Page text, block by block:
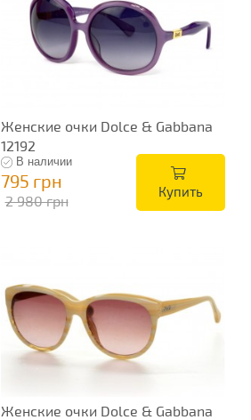
Женские очки Dolce & Gabbana
12192
В наличии
795 грн
2 980 грн
Купить
Женские очки Dolce & Gabbana